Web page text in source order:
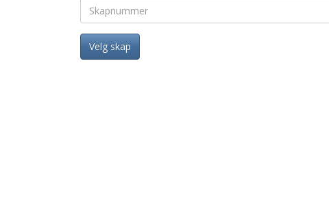
Velg skap